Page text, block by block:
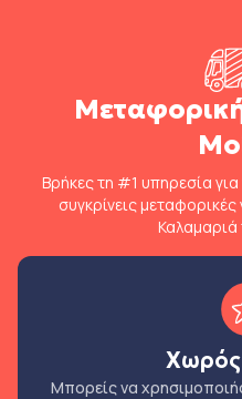
Βρήκες τη #1 υπηρεσία
συγκρίνεις
Μπορείς να